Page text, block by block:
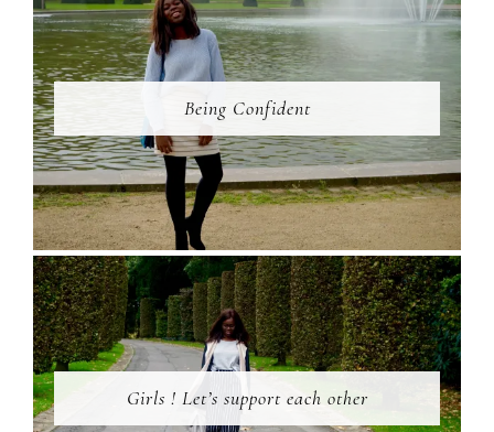
Being Confident
Girls ! Let’s support each other